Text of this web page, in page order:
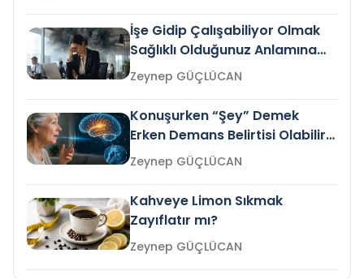
İşe Gidip Çalışabiliyor Olmak
Sağlıklı Olduğunuz Anlamına
Gelir mi?Zeynep GÜÇLÜCAN
Konuşurken “Şey” Demek
Erken Demans Belirtisi Olabilir
mi?
Zeynep GÜÇLÜCAN
Kahveye Limon Sıkmak
Zayıflatır mı?
Zeynep GÜÇLÜCAN